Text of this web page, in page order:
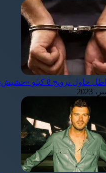
8 كيلو «حشيش» في الإسكندرية